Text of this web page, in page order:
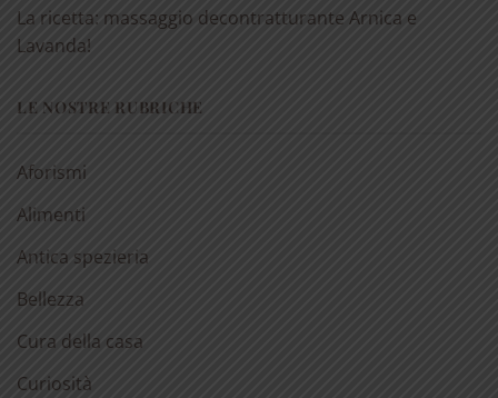
La ricetta: massaggio decontratturante Arnica e
Lavanda!
LE NOSTRE RUBRICHE
Aforismi
Alimenti
Antica spezieria
Bellezza
Cura della casa
Curiosità